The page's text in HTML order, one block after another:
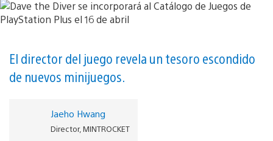
El director del juego revela un tesoro escondido
de nuevos minijuegos.
Jaeho Hwang
Director, MINTROCKET